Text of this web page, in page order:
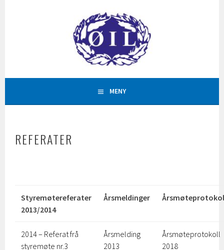
ØYSTESE IDRETTSLAG
AKTIVITETAR FOR ALLE
MENY
REFERATER
Styremøtereferater
2013/2014
Årsmeldinger
2014 – Referat frå
styremøte nr.3
Årsmelding
2013
Årsmøteprotokoll
2018